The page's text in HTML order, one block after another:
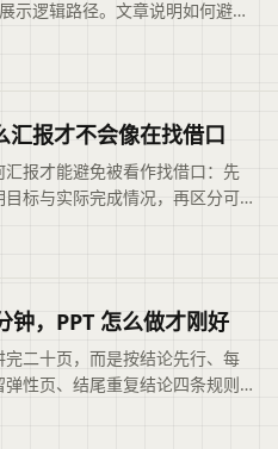
示逻辑路径。文章说明如何避免
页写成背景介绍，并借助二狗PPT
让读者在30秒内明确汇报主
汇报才不会像在找借口
报才能避免被看作找借口：先
标与实际完成情况，再区分可
因，最后给出包含责任人、时间
动方案，帮助你在述职中展现
钟，PPT 怎么做才刚好
二十页，而是按结论先行、每
性页、结尾重复结论四条规则
明如何精简信息密度，让听众在
与关键证据。摘要依据现有标